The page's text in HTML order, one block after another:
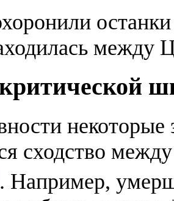
между
некоторые
сходство
. Например,